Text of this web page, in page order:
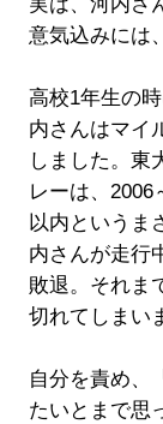
意気込みには
高校1年生の
内さんはマイ
しました。東
レーは、2006
以内というま
内さんが走行
敗退。それま
切れてしまい
自分を責め、
たいとまで思